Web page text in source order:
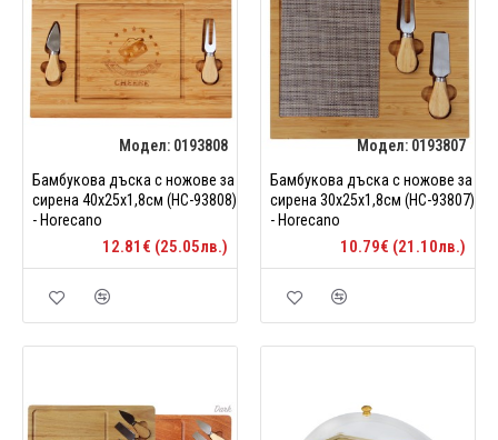
Модел: 0193808
Бамбукова дъска с ножове за
сирена 40x25x1,8см (HC-93808)
- Horecano
12.81€ (25.05лв.)
Модел: 0193807
Бамбукова дъска с ножове за
сирена 30x25x1,8см (HC-93807)
- Horecano
10.79€ (21.10лв.)